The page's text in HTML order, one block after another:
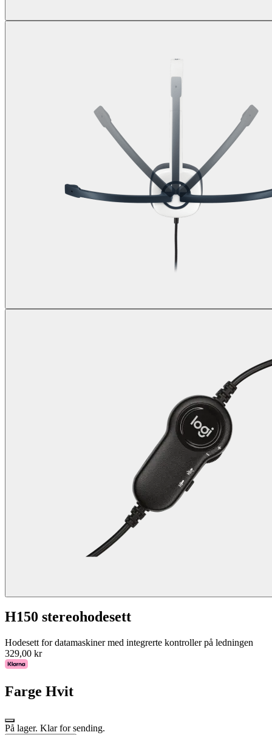
H150 stereohodesett
Hodesett for datamaskiner med integrerte kontroller på ledningen
329,00 kr
Farge Hvit
På lager. Klar for sending.